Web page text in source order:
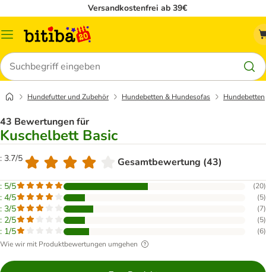
Versandkostenfrei ab 39€
Menü
Suchen
Hundefutter und Zubehör Hundebetten & Hundesofas Hundebetten
43 Bewertungen für
Kuschelbett Basic
: 3.7/5 Gesamtbewertung (43)
: 5/5 (20)
: 4/5 (5)
: 3/5 (7)
: 2/5 (5)
: 1/5 (6)
Wie wir mit Produktbewertungen umgehen